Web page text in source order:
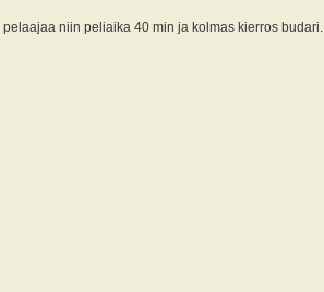
niin peliaika 40 min ja kolmas kierros budari.